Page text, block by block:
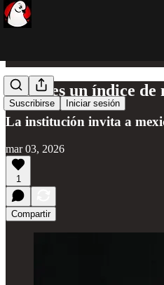
Suscribirse Iniciar sesión
Si tienes un índice
La institución invita a
mar 03, 2026
1
Compartir